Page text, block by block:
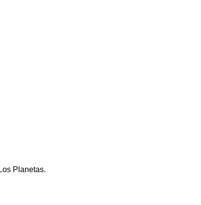
Planetas.